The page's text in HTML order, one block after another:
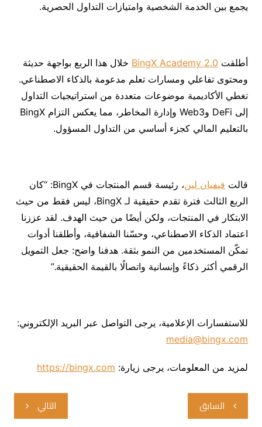
يجمع بين الخدمة الشخصية وامتيازات التداول الحصرية.
أطلقت BingX Academy 2.0 خلال هذا الربع بواجهة حديثة
ومحتوى تفاعلي ومسارات تعلم مدعومة بالذكاء الاصطناعي.
تغطي الأكاديمية موضوعات متعددة من استراتيجيات التداول
إلى DeFi وWeb3 وإدارة المخاطر، مما يعكس التزام BingX
بالتعليم المالي كجزء أساسي من التداول المسؤول.
قالت فيفيان لين
، رئيسة قسم المنتجات في BingX: “كان
الربع الثالث فترة تقدم حقيقية لـ BingX، ليس فقط من حيث
الابتكار في المنتجات، ولكن أيضًا من حيث الهدف. لقد عززنا
اعتماد الذكاء الاصطناعي، وحسّنا الشفافية، وأطلقنا أدوات
تمكّن المستخدمين من النمو بثقة. هدفنا واضح: جعل التمويل
الرقمي أكثر ذكاءً وإنسانية واتصالًا بالقيمة الحقيقية.”
للاستفسارات الإعلامية، يرجى التواصل عبر البريد الإلكتروني:
media@bingx.com
لمزيد من المعلومات، يرجى زيارة: https://bingx.com
تصفّح
المقالات
السابق التالي